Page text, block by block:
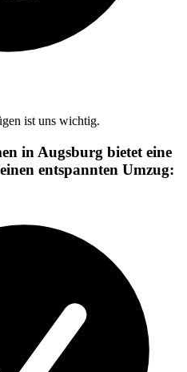
ist uns wichtig.
in Augsburg bietet eine
entspannten Umzug: